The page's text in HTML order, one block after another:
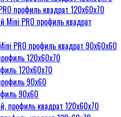
профиль квадрат 120х60х70
PRO профиль квадрат 90х60х60
120х60х70
90х60